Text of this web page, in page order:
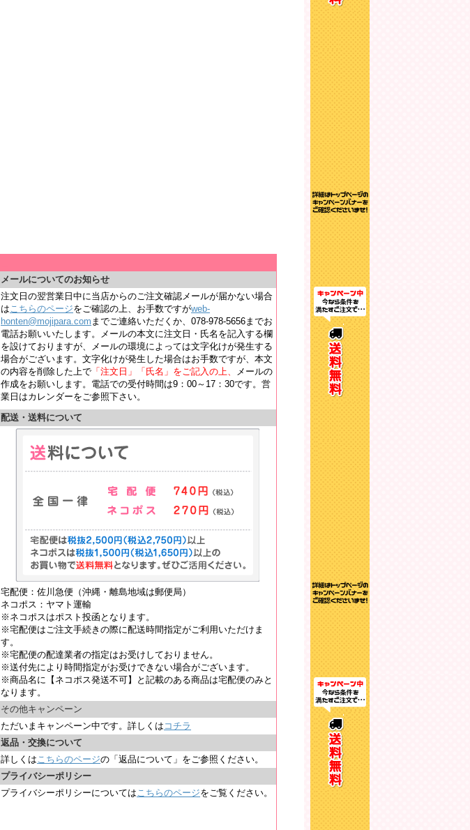
メールについてのお知らせ
注文日の翌営業日中に当店からのご注文確認メールが届かない場合
はこちらのページをご確認の上、お手数ですがweb-
honten@mojipara.com までご連絡いただくか、078-978-5656までお
電話お願いいたします。メールの本文に注文日・氏名を記入する欄
を設けておりますが、メールの環境によっては文字化けが発生する
場合がございます。文字化けが発生した場合はお手数ですが、本文
の内容を削除した上で 「注文日」「氏名」をご記入の上、
メールの
作成をお願いします。電話での受付時間は9：00～17：30です。営
業日はカレンダーをご参照下さい。
配送・送料について
宅配便：佐川急便（沖縄・離島地域は郵便局）
ネコポス：ヤマト運輸
※ネコポスはポスト投函となります。
※宅配便はご注文手続きの際に配送時間指定がご利用いただけま
す。
※宅配便の配達業者の指定はお受けしておりません。
※送付先により時間指定がお受けできない場合がございます。
※商品名に【ネコポス発送不可】と記載のある商品は宅配便のみと
なります。
その他キャンペーン
ただいまキャンペーン中です。詳しくは コチラ
返品・交換について
詳しくはこちらのページの「返品について」をご参照ください。
プライバシーポリシー
プライバシーポリシーについてはこちらのページをご覧ください。